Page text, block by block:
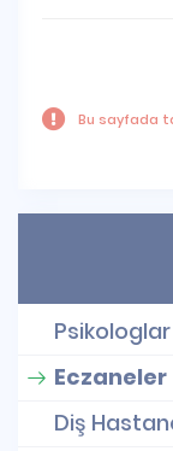
Bu sayfada
Psikologlar
Eczaneler
Diş